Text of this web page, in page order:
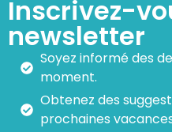
Inscrivez-
newsletter
Soyez informé des
moment.
Obtenez des
prochaines